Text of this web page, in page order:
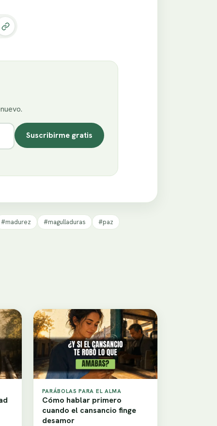
Suscribirme gratis
#madurez #magulladuras
#paz
PARÁBOLAS PARA EL ALMA
Cómo hablar primero
cuando el cansancio finge
desamor